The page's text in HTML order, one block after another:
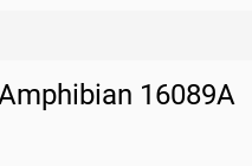
16089A